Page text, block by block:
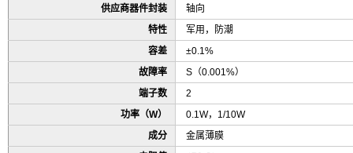
供应商器件封装
轴向
特性
军用，防潮
容差
±0.1%
故障率
S（0.001%）
端子数
2
功率（W）
0.1W，1/10W
成分
金属薄膜